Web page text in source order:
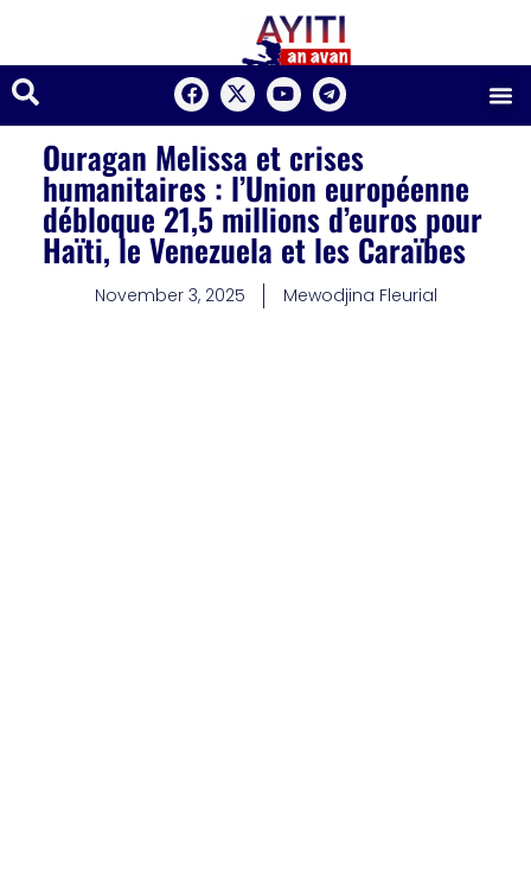
Ouragan Melissa et crises
humanitaires : l’Union européenne
débloque 21,5 millions d’euros pour
Haïti, le Venezuela et les Caraïbes
November 3, 2025 Mewodjina Fleurial